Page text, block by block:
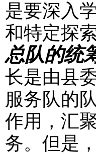
是要深入
和特定探
总队的统
长是由县
服务队的
作用，汇
务。但是